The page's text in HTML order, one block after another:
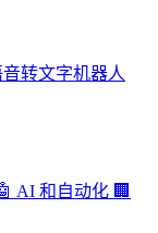
音转文字机器人
AI 和自动化 🏢